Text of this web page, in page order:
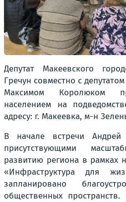
Депутат Макеевского
Гречун совместно с
Максимом Королюком
населением на
адресу: г. Макеевка, м-н
В начале встречи
присутствующими
развитию региона в рамках
«Инфраструктура для
запланировано
общественных